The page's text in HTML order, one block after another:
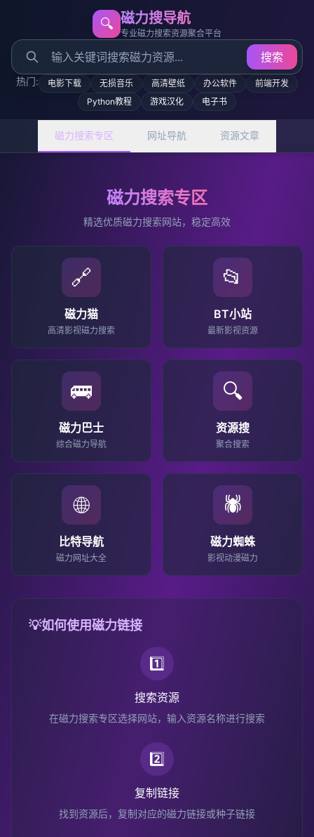
🔍 磁力搜导航
专业磁力搜索资源聚合平台
搜索
热门: 电影下载 无损音乐 高清壁纸 办公软件
前端开发
Python教程
游戏汉化 电子书
磁力搜索专区 网址导航 资源文章
磁力搜索专区
精选优质磁力搜索网站，稳定高效
🔗
磁力猫
高清影视磁力搜索
📂
BT小站
最新影视资源
🚌
磁力巴士
综合磁力导航
🔍
资源搜
聚合搜索
🌐
比特导航
磁力网址大全
🕷️
磁力蜘蛛
影视动漫磁力
💡如何使用磁力链接
1️⃣
搜索资源
在磁力搜索专区选择网站，输入资源名称进行搜索
2️⃣
复制链接
找到资源后，复制对应的磁力链接或种子链接